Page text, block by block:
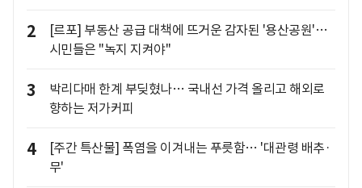
2
[르포] 부동산 공급 대책에 뜨거운 감자된 '용산공원'…
시민들은 "녹지 지켜야"
3
박리다매 한계 부딪혔나… 국내선 가격 올리고 해외로
향하는 저가커피
4
[주간 특산물] 폭염을 이겨내는 푸릇함… '대관령 배추·
무'